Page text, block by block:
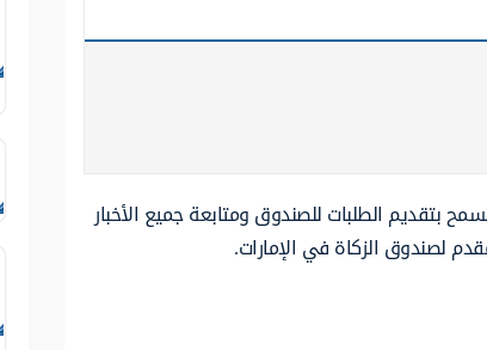
بتقديم الطلبات للصندوق ومتابعة جميع الأخبار
لصندوق الزكاة في الإمارات.